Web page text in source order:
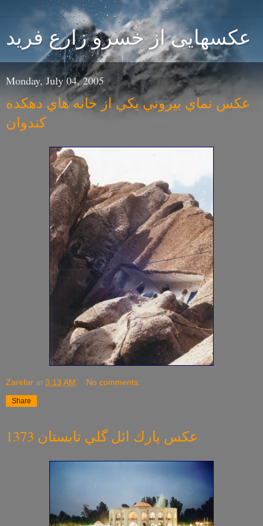
عكسهایی از خسرو زارع فريد
Monday, July 04, 2005
عكس نماي بيروني يكي از خانه هاي دهكده
كندوان
Zarefar at 3:13 AM No comments:
Share
عكس پارك ائل گلي تابستان 1373